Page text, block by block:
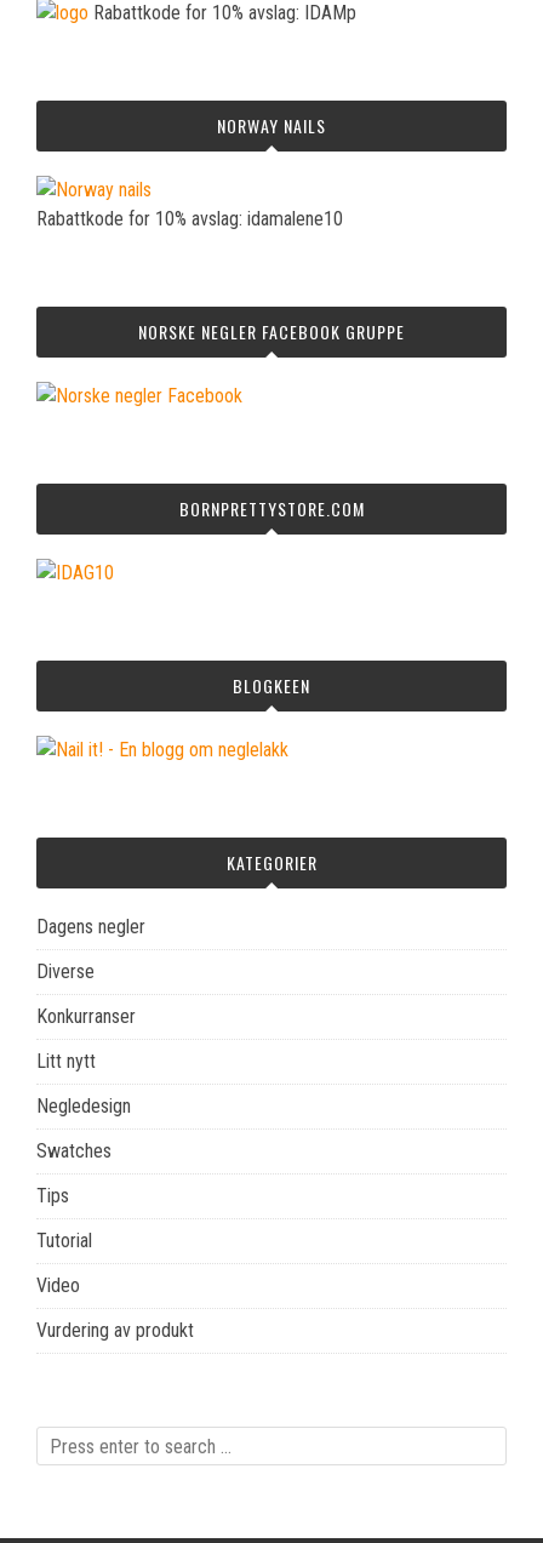
Rabattkode for 10% avslag: IDAMp
NORWAY NAILS
Rabattkode for 10% avslag: idamalene10
NORSKE NEGLER FACEBOOK GRUPPE
BORNPRETTYSTORE.COM
BLOGKEEN
KATEGORIER
Dagens negler
Diverse
Konkurranser
Litt nytt
Negledesign
Swatches
Tips
Tutorial
Video
Vurdering av produkt